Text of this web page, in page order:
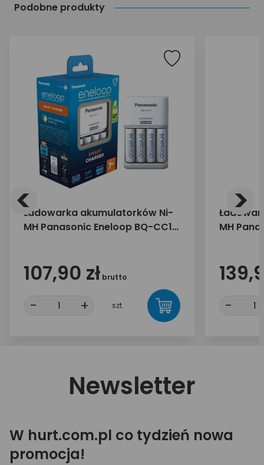
Podobne produkty
Ładowarka akumulatorków Ni-
MH Panasonic Eneloop BQ-CC17
107,90 zł brutto
- + szt.
MH
-
< >
Newsletter
W hurt.com.pl co tydzień nowa
promocja!